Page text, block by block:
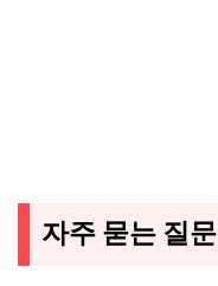
자주 묻는 질문